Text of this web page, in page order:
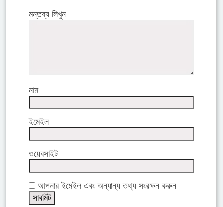
মন্তব্য লিখুন
নাম
ইমেইল
ওয়েবসাইট
আপনার ইমেইল এবং অন্যান্য তথ্য সংরক্ষন করুন